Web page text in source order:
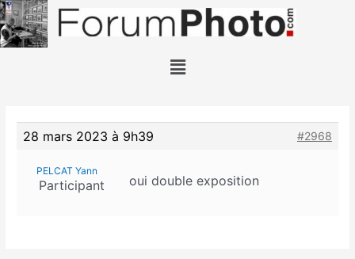
28 mars 2023 à 9h39 #2968
PELCAT Yann
Participant oui double exposition